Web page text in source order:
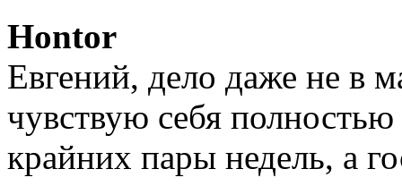
Hontor
Евгений, дело даже не в
чувствую себя
крайних пары недель, а